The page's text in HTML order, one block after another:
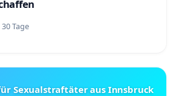
Tage
Sexualstraftäter aus Innsbruck